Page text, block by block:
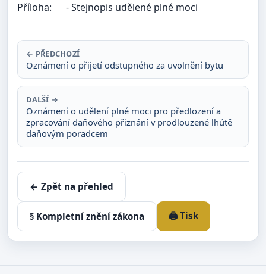
Příloha: - Stejnopis udělené plné moci
← PŘEDCHOZÍ
Oznámení o přijetí odstupného za uvolnění bytu
DALŠÍ →
Oznámení o udělení plné moci pro předlození a
zpracování daňového přiznání v prodlouzené lhůtě
daňovým poradcem
← Zpět na přehled
§ Kompletní znění zákona 🖨️ Tisk